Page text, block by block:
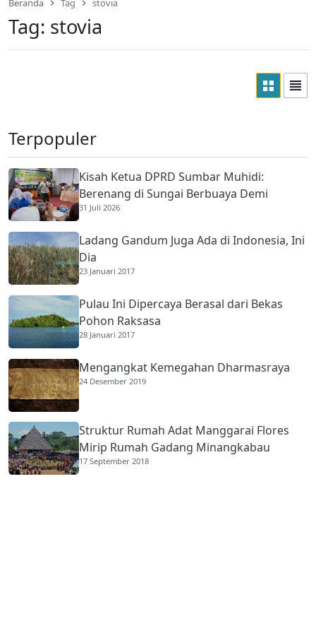
Beranda Tag stovia
Tag: stovia
Terpopuler
Kisah Ketua DPRD Sumbar Muhidi:
Berenang di Sungai Berbuaya Demi
Membantu Ekonomi Orang Tua
31 Juli 2026
Ladang Gandum Juga Ada di Indonesia, Ini
Dia
23 Januari 2017
Pulau Ini Dipercaya Berasal dari Bekas
Pohon Raksasa
28 Januari 2017
Mengangkat Kemegahan Dharmasraya
24 Desember 2019
Struktur Rumah Adat Manggarai Flores
Mirip Rumah Gadang Minangkabau
17 September 2018